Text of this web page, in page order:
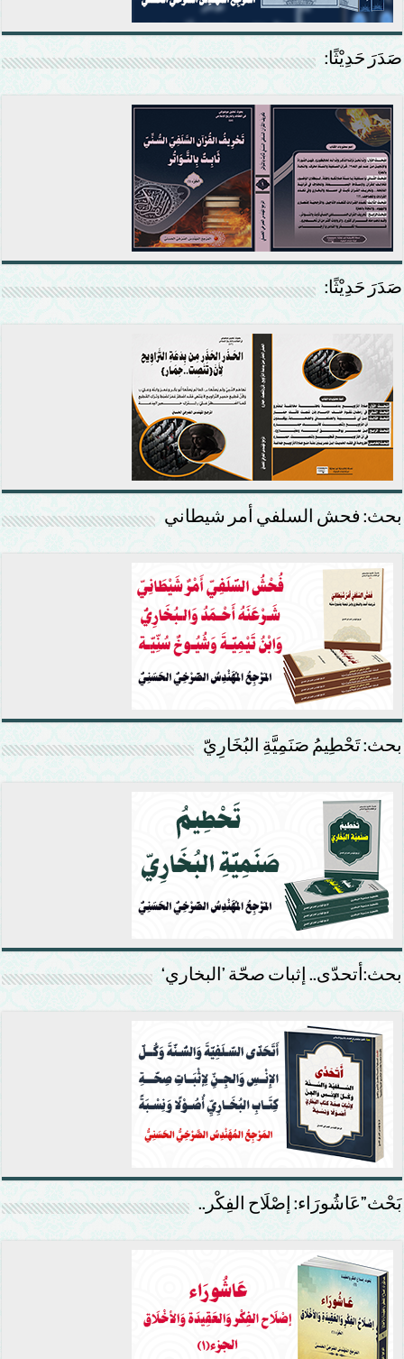
صَدَرَ حَدِيْثًا:
صَدَرَ حَدِيْثًا:
بحث: فحش السلفي أمر شيطاني
بحث: تَحْطِيمُ صَنَمِيَّةِ البُخَارِيّ
بحث:أتحدّى.. إثبات صحّة ’البخاري‘
بَحْث”عَاشُورَاء: إصْلَاح الفِكْر..